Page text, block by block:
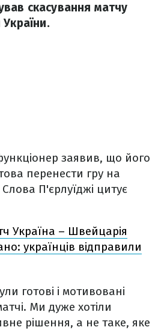
скасування матчу
України.
заявив, що його
перенести гру на
П'єрлуїджі цитує
Україна – Швейцарія
українців відправили
готові і мотивовані
Ми дуже хотіли
рішення, а не таке, яке